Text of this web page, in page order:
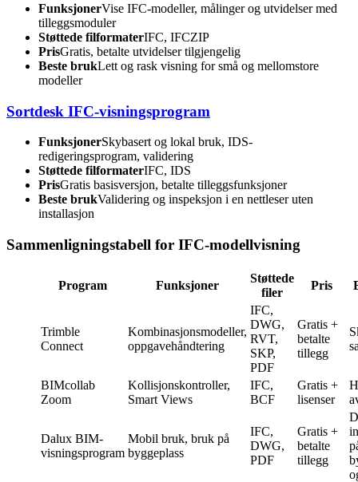
FunksjonerVise IFC-modeller, målinger og utvidelser med
tilleggsmoduler
Støttede filformaterIFC, IFCZIP
PrisGratis, betalte utvidelser tilgjengelig
Beste brukLett og rask visning for små og mellomstore
modeller
Sortdesk IFC-visningsprogram
FunksjonerSkybasert og lokal bruk, IDS-
redigeringsprogram, validering
Støttede filformaterIFC, IDS
PrisGratis basisversjon, betalte tilleggsfunksjoner
Beste brukValidering og inspeksjon i en nettleser uten
installasjon
Sammenligningstabell for IFC-modellvisning
Program Funksjoner
Støttede
filer
Pris
Trimble
Connect
Kombinasjonsmodeller,
oppgavehåndtering
IFC,
DWG,
RVT,
SKP,
PDF
Gratis +
betalte
tillegg
BIMcollab
Zoom
Kollisjonskontroller,
Smart Views
IFC,
BCF
Gratis +
lisenser
Dalux BIM-
visningsprogram
Mobil bruk, bruk på
byggeplass
IFC,
DWG,
PDF
Gratis +
betalte
tillegg